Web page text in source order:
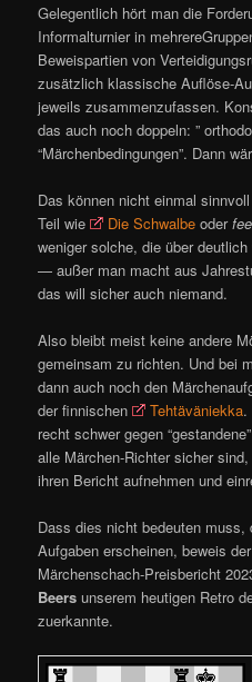
Gelegentlich hört man die
Informalturnier in
Beweispartien von
zusätzlich klassische Auflöse-
jeweils zusammenzufassen.
das auch noch doppeln: ”
“Märchenbedingungen”. Dann
Das können nicht einmal
Teil wie
Die Schwalbe oder
weniger solche, die über
— außer man macht aus
das will sicher auch niemand.
Also bleibt meist keine andere
gemeinsam zu richten. Und bei
dann auch noch den
der finnischen
Tehtäväniekka.
recht schwer gegen
alle Märchen-Richter sicher
ihren Bericht aufnehmen und
Dass dies nicht bedeuten muss,
Aufgaben erscheinen, beweis
Märchenschach-Preisbericht
Beers unserem heutigen Retro
zuerkannte.